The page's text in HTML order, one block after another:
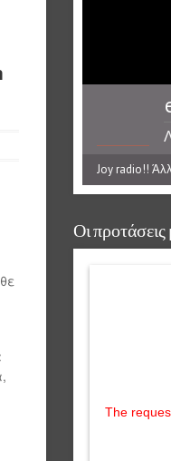
Audio
Joy radio!!
Οι προτάσεις
The